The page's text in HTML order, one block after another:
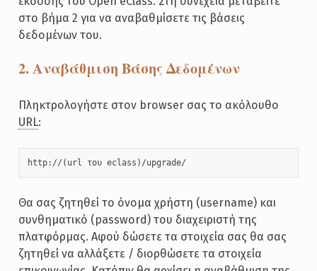
στο βήμα 2 για να αναβαθμίσετε τις βάσεις
δεδομένων του.
2. Αναβάθμιση Βάσης Δεδομένων
Πληκτρολογήστε στον browser σας το ακόλουθο
URL:
http://(url του eclass)/upgrade/
Θα σας ζητηθεί το όνομα χρήστη (username) και
συνθηματικό (password) του διαχειριστή της
πλατφόρμας. Αφού δώσετε τα στοιχεία σας θα σας
ζητηθεί να αλλάξετε / διορθώσετε τα στοιχεία